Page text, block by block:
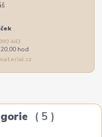
443
hod
5